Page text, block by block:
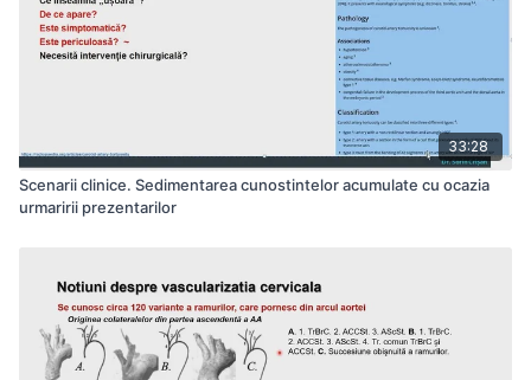
33:28
Scenarii clinice. Sedimentarea cunostintelor acumulate cu ocazia
urmaririi prezentarilor